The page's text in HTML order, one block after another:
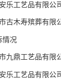
乐工艺品有限公
古木寿殡葬有限
情况
九鼎工艺品有限
乐工艺品有限公